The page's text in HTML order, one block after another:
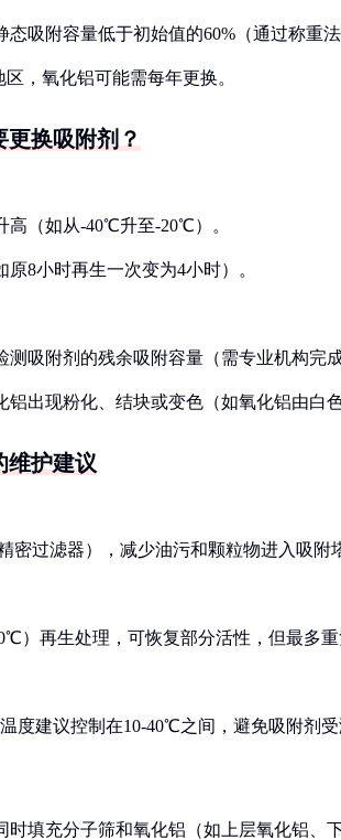
吸附容量低于初始值的60%（通过称重法
，氧化铝可能需每年更换。
换吸附剂？
高（如从-40℃升至-20℃）。
8小时再生一次变为4小时）。
吸附剂的残余吸附容量（需专业机构完成
出现粉化、结块或变色（如氧化铝由白
维护建议
密过滤器），减少油污和颗粒物进入吸附
）再生处理，可恢复部分活性，但最多
度建议控制在10-40℃之间，避免吸附剂受
时填充分子筛和氧化铝（如上层氧化铝、